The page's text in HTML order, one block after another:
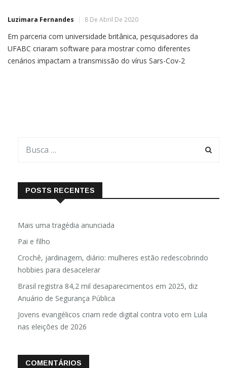
Luzimara Fernandes 8 De Abril De 2020
Em parceria com universidade britânica, pesquisadores da
UFABC criaram software para mostrar como diferentes
cenários impactam a transmissão do vírus Sars-Cov-2
POSTS RECENTES
Mais uma tragédia anunciada
Pai e filho
Crochê, jardinagem, diário: mulheres estão redescobrindo
hobbies para desacelerar
Brasil registra 84,2 mil desaparecimentos em 2025, diz
Anuário de Segurança Pública
Jovens evangélicos criam rede digital contra voto em Lula
nas eleições de 2026
COMENTÁRIOS